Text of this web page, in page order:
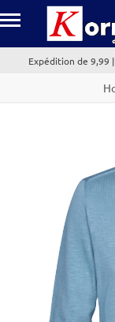
kornerdenim.com
Expédition de 9,99